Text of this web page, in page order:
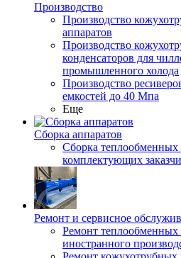
Производство
Производство
аппаратов
Производство
конденсаторов для
промышленного холода
Производство
емкостей до 40 Мпа
Еще
Сборка аппаратов
Сборка теплообменных
комплектующих
Ремонт и сервисное
Ремонт теплообменных
иностранного